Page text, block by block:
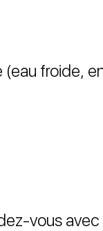
froide,
vous